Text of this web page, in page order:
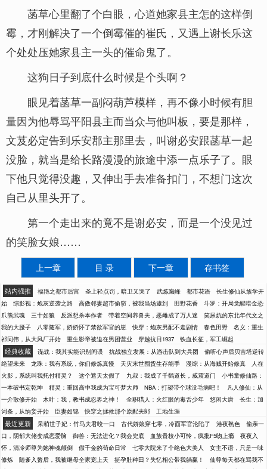
菡草心里翻了个白眼，心道她家县主怎的这样倒
霉，才刚解决了一个倒霉催的崔氏，又遇上谢长乐这
个处处压她家县主一头的催命鬼了。
这狗日子到底什么时候是个头啊？
眼见着菡草一副闷葫芦模样，再不像小时候有胆
量因为他辱骂平阳县主而当众与他叫板，要是那样，
文芨必定告到乐安郡主那里去，叫谢必安跟菡草一起
没脸，就当是给长路漫漫的旅途中添一点乐子了。眼
下他只觉得没趣，又伸出手去准备扣门，不想门这次
自己从里头开了。
第一个走出来的竟不是谢必安，而是一个没见过
的笑脸女娘……
上一章 目 录 下一章 存书签
站内强推 福艳之都市后宫 圣上轻点罚，暗卫又哭了 武炼巅峰 都市花语
长生修仙从族学开
始
综影视：炮灰逆袭之路 高傲邻妻超市偷窃，被我当场逮到 田野花香
斗罗：开局觉醒暗金恐
爪熊武魂
三十如狼 反派想杀本作者 带着空间养兽夫，恶雌成了万人迷
笑尿炕的东北年代文之
我的大腰子
八零随军，娇娇怀了禁欲军官的崽 快穿：炮灰男配不走剧情 春色田野
名义：重生
祁同伟，从大风厂开始
重生影帝被迫在男团营业 穿越抗日1937 铁血长征，军工崛起
经典收藏 谍战：我其实能识别间谍 抗战独立发展：从游击队到大兵团
偷听心声后贝吉塔逆转
绝望未来
龙珠：我有系统，你们修炼真慢 天灾末世囤货生存能手 漫综：从海贼开始修真
人在
火影，系统叫我托付精灵？
这个遮天太假了 九叔：我成了千鹤道长，威震道门
小书童修仙路：
一本破书定乾坤
精灵：重回高中我成为宝可梦大师 NBA：打架带个球没毛病吧！
凡人修仙：从
一介散修开始
木叶：我，教书成忍界之神！ 全职猎人：火红眼的毒舌少年 悠闲大唐
长生：加
词条，从纳妾开始
臣妻如锦 快穿之拯救那个原配夫郎 工地生涯
最近更新 呆萌世子妃：竹马夫君咬一口 古代娇娘穿七零，冷面军官沦陷了 港夜熟色
偷亲一
口，阴郁大佬变成恋爱脑
御兽：无法进化？我会兜底 血族贵校小可怜，疯批F5吻上瘾
夜夜入
怀，清冷师尊为她神魂颠倒
假千金的苟命日常 七零大院来了个绝色大美人
女主不语，只是一味
修炼
随爹入赘后，我被继母全家宠上天 挺孕肚种田？失忆相公带我躺赢！
仙尊每天都在骂我不